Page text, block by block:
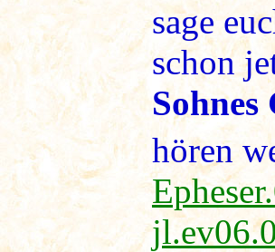
sage
schon
Sohnes
hören